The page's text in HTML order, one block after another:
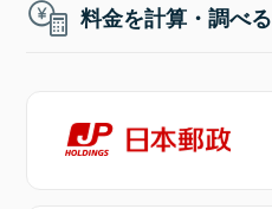
料金を計算・調べる